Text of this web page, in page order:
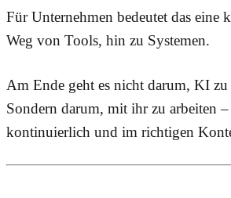
Für Unternehmen bedeutet das eine
Weg von Tools, hin zu Systemen.
Am Ende geht es nicht darum, KI zu
Sondern darum, mit ihr zu arbeiten
kontinuierlich und im richtigen